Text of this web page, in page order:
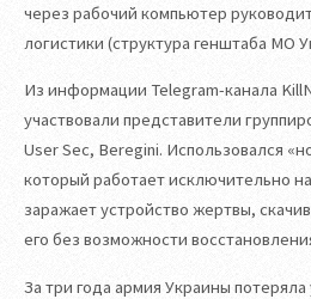
через рабочий компьютер
логистики (структура генштаба МО
Из информации Telegram-канала
участвовали представители
User Sec, Beregini. Использовался
который работает исключительно
заражает устройство жертвы,
его без возможности
За три года армия Украины